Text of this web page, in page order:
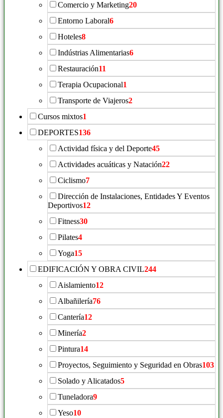
Comercio y Marketing20
Entorno Laboral6
Hoteles8
Indústrias Alimentarias6
Restauración11
Terapia Ocupacional1
Transporte de Viajeros2
Cursos mixtos1
DEPORTES136
Actividad física y del Deporte45
Actividades acuáticas y Natación22
Ciclismo7
Dirección de Instalaciones, Entidades Y Eventos
Deportivos12
Fitness30
Pilates4
Yoga15
EDIFICACIÓN Y OBRA CIVIL244
Aislamiento12
Albañilería76
Cantería12
Minería2
Pintura14
Proyectos, Seguimiento y Seguridad en Obras103
Solado y Alicatados5
Tuneladora9
Yeso10